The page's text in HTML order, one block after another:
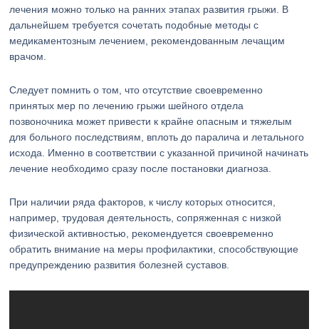
лечения можно только на ранних этапах развития грыжи. В
дальнейшем требуется сочетать подобные методы с
медикаментозным лечением, рекомендованным лечащим
врачом.
Следует помнить о том, что отсутствие своевременно
принятых мер по лечению грыжи шейного отдела
позвоночника может привести к крайне опасным и тяжелым
для больного последствиям, вплоть до паралича и летального
исхода. Именно в соответствии с указанной причиной начинать
лечение необходимо сразу после постановки диагноза.
При наличии ряда факторов, к числу которых относится,
например, трудовая деятельность, сопряженная с низкой
физической активностью, рекомендуется своевременно
обратить внимание на меры профилактики, способствующие
предупреждению развития болезней суставов.